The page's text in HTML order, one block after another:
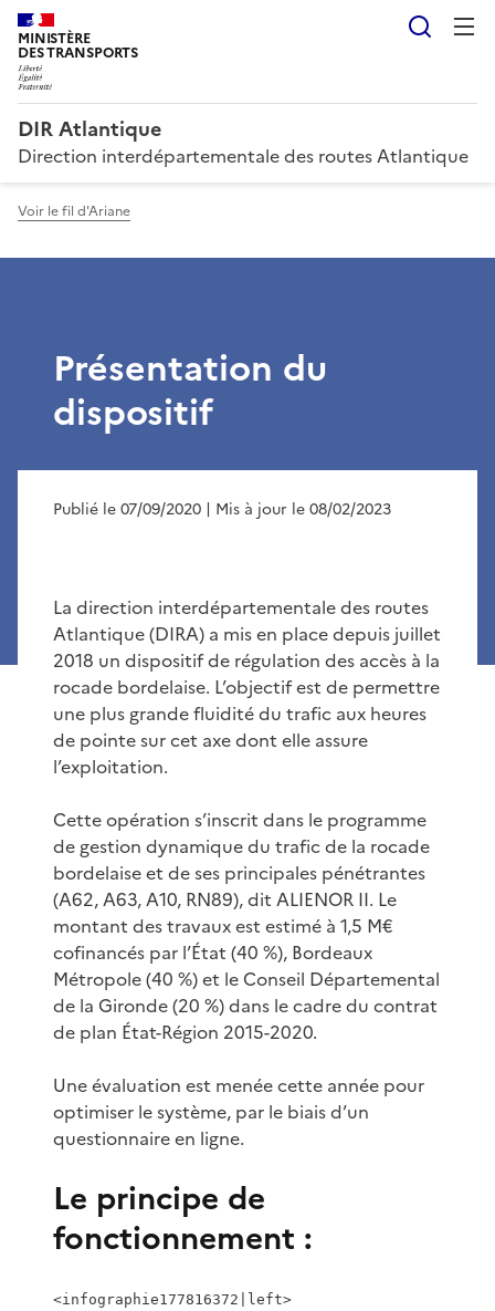
MINISTÈRE
DES TRANSPORTS
DIR Atlantique
Direction interdépartementale des routes Atlantique
Voir le fil d'Ariane
Présentation du
dispositif
Publié le 07/09/2020 | Mis à jour le 08/02/2023
La direction interdépartementale des routes
Atlantique (DIRA) a mis en place depuis juillet
2018 un dispositif de régulation des accès à la
rocade bordelaise. L’objectif est de permettre
une plus grande fluidité du trafic aux heures
de pointe sur cet axe dont elle assure
l’exploitation.
Cette opération s’inscrit dans le programme
de gestion dynamique du trafic de la rocade
bordelaise et de ses principales pénétrantes
(A62, A63, A10, RN89), dit ALIENOR II. Le
montant des travaux est estimé à 1,5 M€
cofinancés par l’État (40 %), Bordeaux
Métropole (40 %) et le Conseil Départemental
de la Gironde (20 %) dans le cadre du contrat
de plan État-Région 2015-2020.
Une évaluation est menée cette année pour
optimiser le système, par le biais d’un
questionnaire en ligne.
Le principe de
fonctionnement :
<infographie177816372|left>